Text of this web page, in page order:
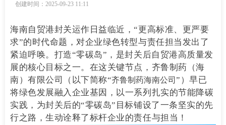
海南自贸港封关运作日益临近，“更高标准、更严要
求”的时代命题，对企业绿色转型与责任担当发出了
紧迫呼唤。打造“零碳岛”，是封关后自贸港高质量发
展的核心目标之一。在这关键节点，齐鲁制药（海
南）有限公司（以下简称“齐鲁制药海南公司”）早已
将绿色发展融入企业基因，以一系列扎实的节能降碳
实践，为封关后的“零碳岛”目标铺设了一条坚实的先
行之路，生动诠释了标杆企业的责任与担当！
创建时间： 2025-09-23 11:11